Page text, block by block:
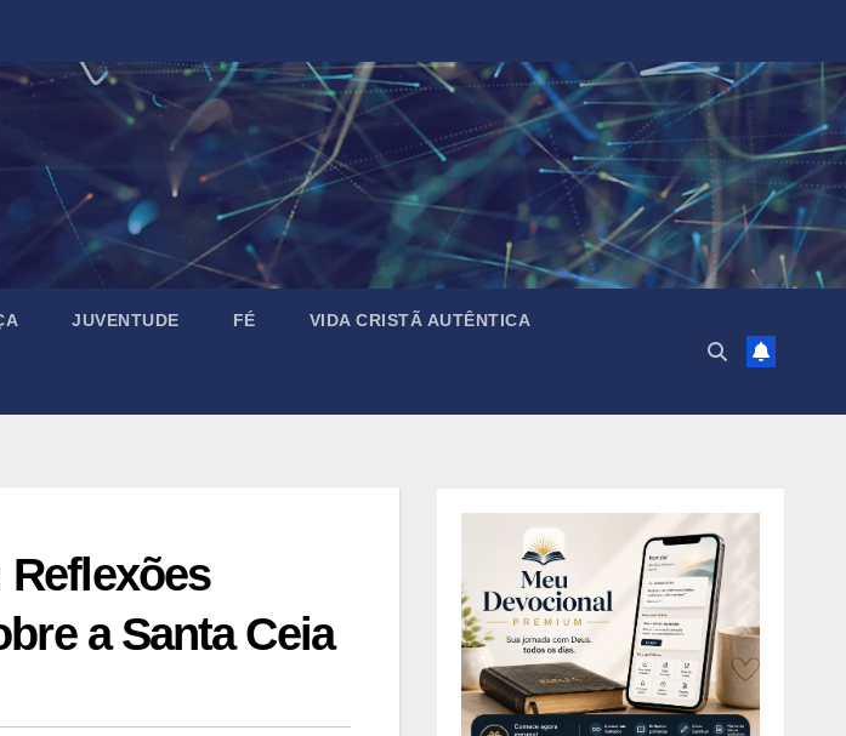
JUVENTUDE FÉ VIDA CRISTÃ AUTÊNTICA
a Santa Ceia